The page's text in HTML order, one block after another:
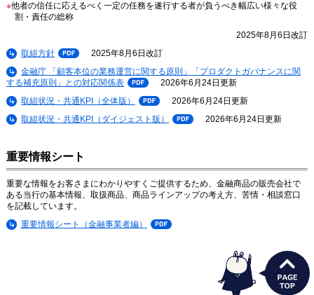
※他者の信任に応えるべく一定の任務を遂行する者が負うべき幅広い様々な役
割・責任の総称
2025年8月6日改訂
取組方針P
F
2025年8月6日改訂
金融庁 「顧客本位の業務運営に関する原則」「プロダクトガバナンスに関
する補充原則」との対応関係表P
F
2026年6月24日更新
取組状況・共通KPI（全体版）
P
F
2026年6月24日更新
取組状況・共通KPI（ダイジェスト版）
P
2026年6月24日更新
重要情報シート
重要な情報をお客さまにわかりやすくご提供するため、金融商品の販売会社で
ある当行の基本情報、取扱商品、商品ラインアップの考え方、苦情・相談窓口
を記載しています。
重要情報シート（金融事業者編）
P
うさぎ支店長